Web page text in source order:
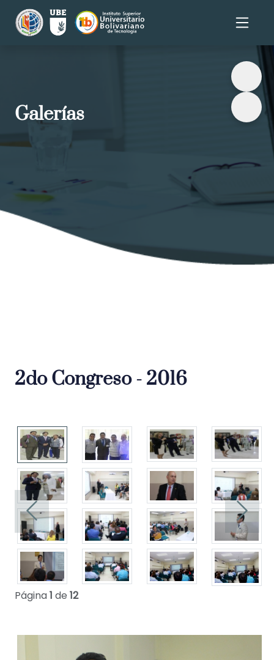
Galerías
2do Congreso - 2016
Página1 de 12